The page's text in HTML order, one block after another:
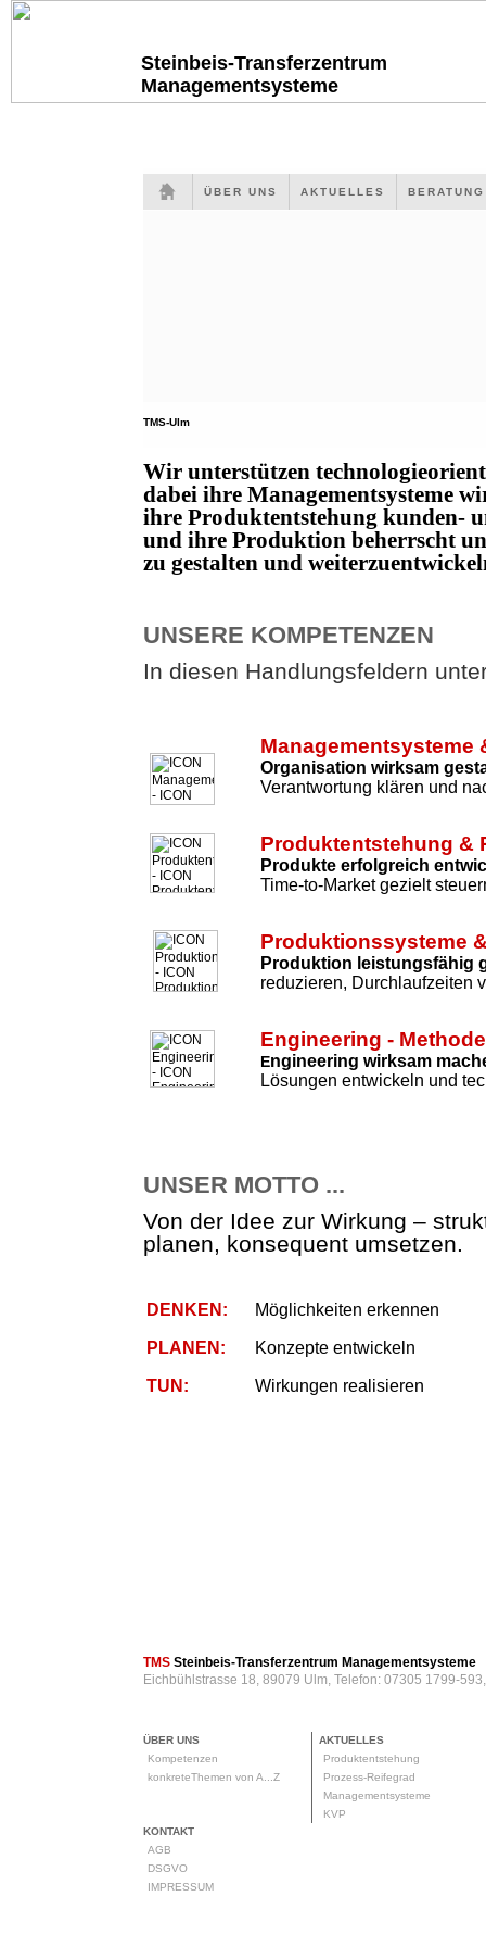
Steinbeis-Transferzentrum
Managementsysteme
ÜBER UNS AKTUELLES
TMS-Ulm
Wir unterstützen
dabei ihre Managementsysteme
ihre Produktentstehung kunden-
und ihre Produktion beherrscht
zu gestalten und
UNSERE KOMPETENZEN
In diesen Handlungsfeldern
Managementsysteme
Organisation wirksam
Verantwortung klären und
Produktentstehung &
Produkte erfolgreich
Time-to-Market gezielt
Produktionssysteme
Produktion leistungsfähig
reduzieren, Durchlaufzeiten
Engineering -
Engineering wirksam
Lösungen entwickeln und
UNSER MOTTO ...
Von der Idee zur Wirkung –
planen, konsequent umsetzen.
DENKEN: Möglichkeiten erkennen
PLANEN: Konzepte entwickeln
TUN: Wirkungen realisieren
TMS Steinbeis-Transferzentrum Managementsysteme
Eichbühlstrasse 18, 89079 Ulm, Telefon: 07305 1799-
ÜBER UNS
Kompetenzen
konkreteThemen von A...Z
AKTUELLES
Produktentstehung
Prozess-Reifegrad
Managementsysteme
KVP
KONTAKT
AGB
DSGVO
IMPRESSUM